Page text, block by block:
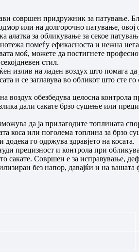
совршен придружник за патување.
или на долгорочно патување,
алатка за обликување за секое
помеѓу ефикасноста и нежна
моќ, можете да постигнете
стил.
излив на ладен воздух што помага
и се заглавува во обликот што сте
воздух обезбедува целосна
дали сакате брзо сушење или
да ја прилагодите топлината
коса или поголема топлина за брзо
го одржува здравјето на косата.
прецизност и контрола при
сакате. Совршен е за исправување,
без напор, давајќи и на